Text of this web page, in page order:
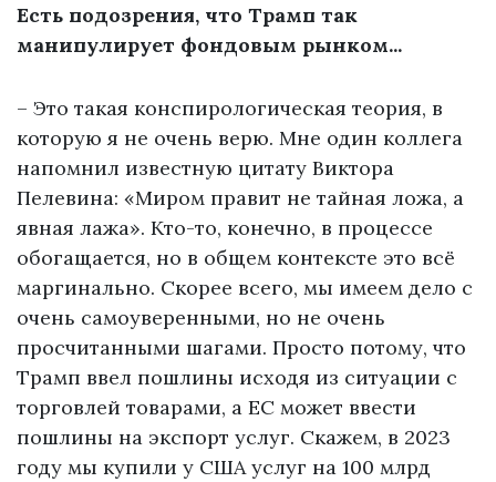
Есть подозрения, что Трамп так
манипулирует фондовым рынком...
– Это такая конспирологическая теория, в
которую я не очень верю. Мне один коллега
напомнил известную цитату Виктора
Пелевина: «Миром правит не тайная ложа, а
явная лажа». Кто-то, конечно, в процессе
обогащается, но в общем контексте это всё
маргинально. Скорее всего, мы имеем дело с
очень самоуверенными, но не очень
просчитанными шагами. Просто потому, что
Трамп ввел пошлины исходя из ситуации с
торговлей товарами, а ЕС может ввести
пошлины на экспорт услуг. Скажем, в 2023
году мы купили у США услуг на 100 млрд